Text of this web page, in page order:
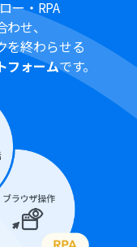
りますので、ご注意
利用いただける機能
。フリープランの場
レーションはエラ
間の無料トライアル
ル中には制限対象の
用することができ
ー・RPA
せ、
を終わらせる
フォームです。